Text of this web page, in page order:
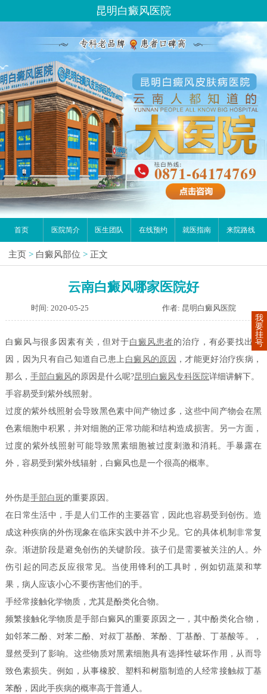
昆明白癜风医院
首页 医院简介 医生团队 在线预约 就医指南 来院路线
主页 > 白癜风部位 > 正文
云南白癜风哪家医院好
时间: 2020-05-25 作者: 昆明白癜风医院
白癜风与很多因素有关，但对于白癜风患者的治疗，有必要找出原
因，因为只有自己知道自己患上 白癜风的原因 ，才能更好治疗疾病，
那么，手部白癜风的原因是什么呢?昆明白癜风专科医院详细讲解下。
手容易受到紫外线照射。
过度的紫外线照射会导致黑色素中间产物过多，这些中间产物会在黑
色素细胞中积累，并对细胞的正常功能和结构造成损害。另一方面，
过度的紫外线照射可能导致黑素细胞被过度刺激和消耗。手暴露在
外，容易受到紫外线辐射，白癜风也是一个很高的概率。
外伤是手部白斑的重要原因。
在日常生活中，手是人们工作的主要器官，因此也容易受到创伤。造
成这种疾病的外伤现象在临床实践中并不少见。它的具体机制非常复
杂。渐进阶段是避免创伤的关键阶段。孩子们是需要被关注的人。外
伤引起的同态反应很常见。当使用锋利的工具时，例如切蔬菜和苹
果，病人应该小心不要伤害他们的手。
手经常接触化学物质，尤其是酚类化合物。
频繁接触化学物质是手部白癜风的重要原因之一，其中酚类化合物，
如邻苯二酚、对苯二酚、对叔丁基酚、苯酚、丁基酚、丁基酸等。，
显然受到了影响。这些物质对黑素细胞具有选择性破坏作用，从而导
致色素损失。例如，从事橡胶、塑料和树脂制造的人经常接触叔丁基
苯酚，因此手疾病的概率高于普通人。
我
要
挂
号